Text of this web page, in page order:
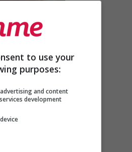
la
to use your
purposes:
and content
development